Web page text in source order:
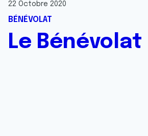
22 Octobre 2020
BÉNÉVOLAT
Le Bénévolat